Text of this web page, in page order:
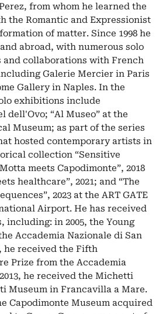
from whom he learned the
the Romantic and Expressionist
of matter. Since 1998 he
abroad, with numerous solo
and collaborations with French
Galerie Mercier in Paris
Gallery in Naples. In the
exhibitions include
dell'Ovo; “Al Museo” at the
Museum; as part of the series
hosted contemporary artists in
collection “Sensitive
meets Capodimonte”, 2018
healthcare”, 2021; and “The
2023 at the ART GATE
Airport. He has received
including: in 2005, the Young
Accademia Nazionale di San
he received the Fifth
Prize from the Accademia
he received the Michetti
Museum in Francavilla a Mare.
Capodimonte Museum acquired